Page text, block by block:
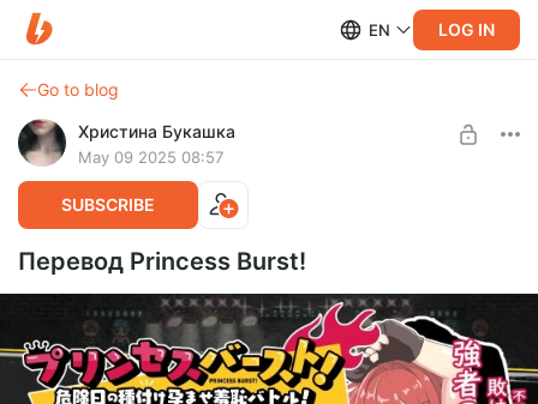
EN LOG IN
Go to blog
Христина Букашка
May 09 2025 08:57
SUBSCRIBE
Перевод Princess Burst!